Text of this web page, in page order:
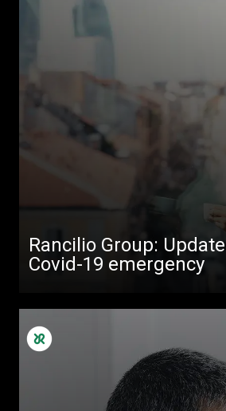
Rancilio Group:
Covid-19 emergency